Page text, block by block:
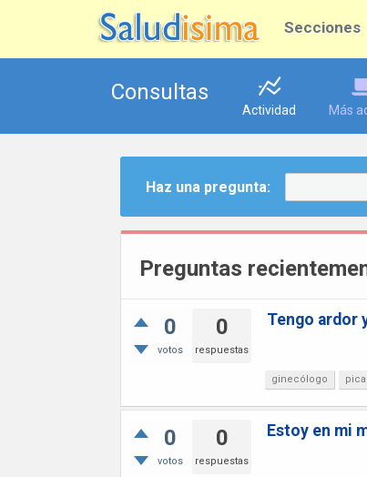
Secciones
Consultas
Actividad Más
Haz una pregunta:
Preguntas
0
votos
0
respuestas
Tengo ardor
ginecólogo
0
votos
0
respuestas
Estoy en mi